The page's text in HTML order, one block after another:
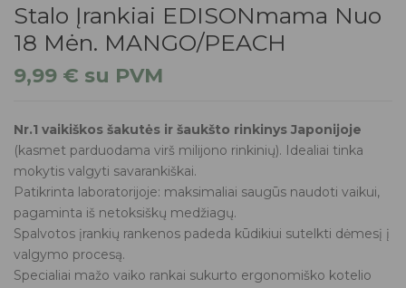
Stalo Įrankiai EDISONmama Nuo
18 Mėn. MANGO/PEACH
9,99 € su PVM
Nr.1 vaikiškos šakutės ir šaukšto rinkinys Japonijoje
(kasmet parduodama virš milijono rinkinių). Idealiai tinka
mokytis valgyti savarankiškai.
Patikrinta laboratorijoje: maksimaliai saugūs naudoti vaikui,
pagaminta iš netoksiškų medžiagų.
Spalvotos įrankių rankenos padeda kūdikiui sutelkti dėmesį į
valgymo procesą.
Specialiai mažo vaiko rankai sukurto ergonomiško kotelio